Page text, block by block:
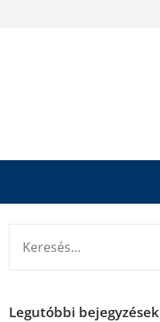
Legutóbbi bejegyzések